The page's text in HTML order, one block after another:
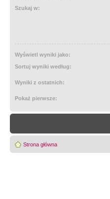
Szukaj w:
Wyświetl wyniki jako:
Sortuj wyniki według:
Wyniki z ostatnich:
Pokaż pierwsze:
Strona główna